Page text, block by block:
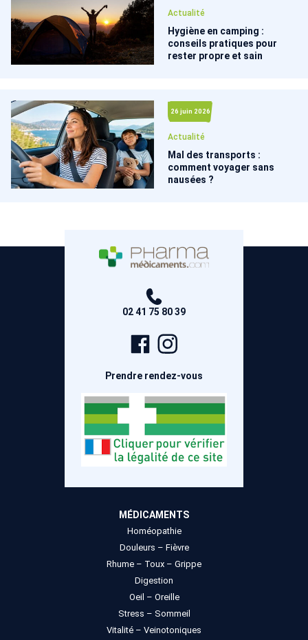
Actualité
Hygiène en camping :
conseils pratiques pour
rester propre et sain
26 juin 2026
Actualité
Mal des transports :
comment voyager sans
nausées ?
02 41 75 80 39
Page
Facebook
Prendre rendez-vous
MÉDICAMENTS
Homéopathie
Douleurs – Fièvre
Rhume – Toux – Grippe
Digestion
Oeil – Oreille
Stress – Sommeil
Vitalité – Veinotoniques